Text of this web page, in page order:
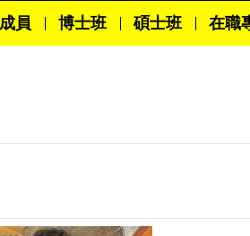
員 博士班 碩士班 在職